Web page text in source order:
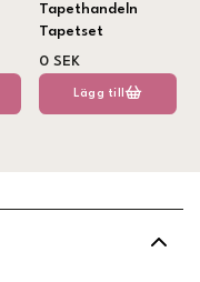
Tapethandeln
Tapetset
0 SEK
Lägg till